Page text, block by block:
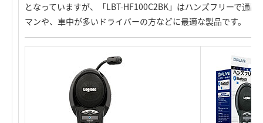
となっていますが、「LBT-HF100C2BK」はハンズフリーで通
マンや、車中が多いドライバーの方などに最適な製品です。